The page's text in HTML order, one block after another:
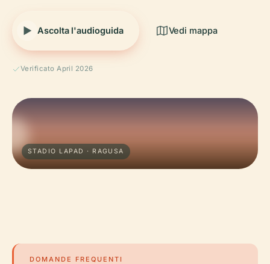
Ascolta l'audioguida Vedi mappa
Verificato April 2026
STADIO LAPAD · RAGUSA
DOMANDE FREQUENTI